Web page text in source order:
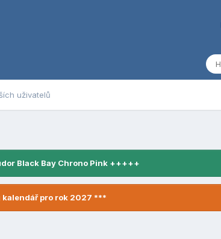
uživatelů
Black Bay Chrono Pink +++++
kalendář pro rok 2027 ***